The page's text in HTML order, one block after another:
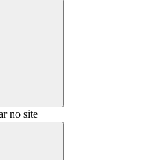
no site